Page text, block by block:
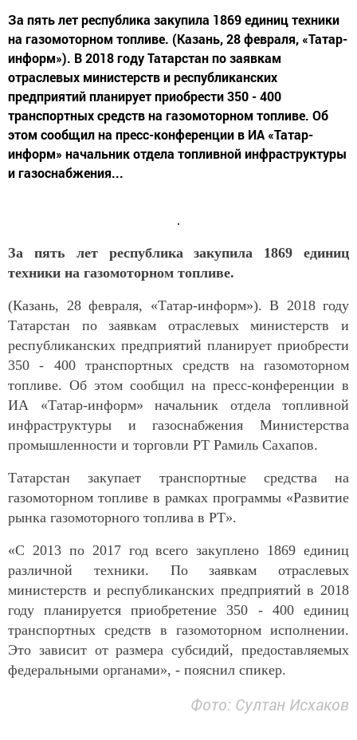
За пять лет республика закупила 1869 единиц техники
на газомоторном топливе. (Казань, 28 февраля, «Татар-
информ»). В 2018 году Татарстан по заявкам
отраслевых министерств и республиканских
предприятий планирует приобрести 350 - 400
транспортных средств на газомоторном топливе. Об
этом сообщил на пресс-конференции в ИА «Татар-
информ» начальник отдела топливной инфраструктуры
и газоснабжения...
За пять лет республика закупила 1869 единиц
техники на газомоторном топливе.
(Казань, 28 февраля, «Татар-информ»). В 2018 году
Татарстан по заявкам отраслевых министерств и
республиканских предприятий планирует приобрести
350 - 400 транспортных средств на газомоторном
топливе. Об этом сообщил на пресс-конференции в
ИА «Татар-информ» начальник отдела топливной
инфраструктуры и газоснабжения Министерства
промышленности и торговли РТ Рамиль Сахапов.
Татарстан закупает транспортные средства на
газомоторном топливе в рамках программы «Развитие
рынка газомоторного топлива в РТ».
«С 2013 по 2017 год всего закуплено 1869 единиц
различной техники. По заявкам отраслевых
министерств и республиканских предприятий в 2018
году планируется приобретение 350 - 400 единиц
транспортных средств в газомоторном исполнении.
Это зависит от размера субсидий, предоставляемых
федеральными органами», - пояснил спикер.
Фото: Султан Исхаков